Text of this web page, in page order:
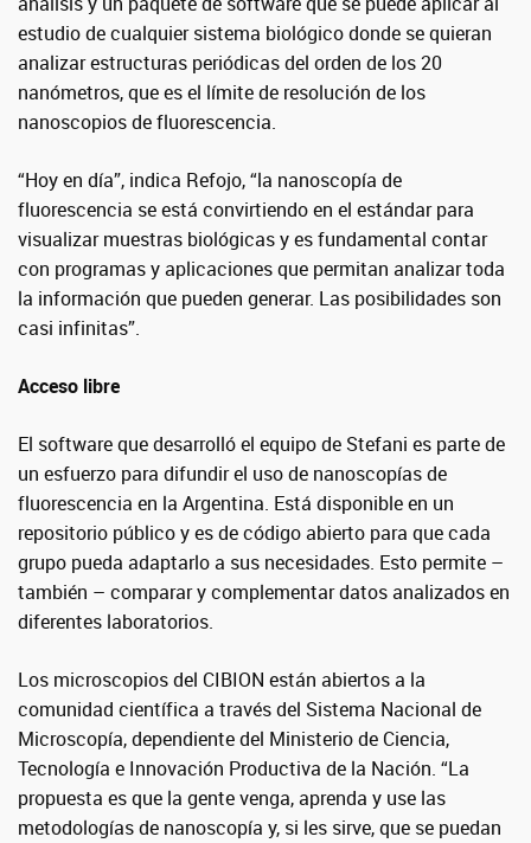
estudio de cualquier sistema biológico donde se quieran
analizar estructuras periódicas del orden de los 20
nanómetros, que es el límite de resolución de los
nanoscopios de fluorescencia.
“Hoy en día”, indica Refojo, “la nanoscopía de
fluorescencia se está convirtiendo en el estándar para
visualizar muestras biológicas y es fundamental contar
con programas y aplicaciones que permitan analizar toda
la información que pueden generar. Las posibilidades son
casi infinitas”.
Acceso libre
El software que desarrolló el equipo de Stefani es parte de
un esfuerzo para difundir el uso de nanoscopías de
fluorescencia en la Argentina. Está disponible en un
repositorio público y es de código abierto para que cada
grupo pueda adaptarlo a sus necesidades. Esto permite –
también – comparar y complementar datos analizados en
diferentes laboratorios.
Los microscopios del CIBION están abiertos a la
comunidad científica a través del Sistema Nacional de
Microscopía, dependiente del Ministerio de Ciencia,
Tecnología e Innovación Productiva de la Nación. “La
propuesta es que la gente venga, aprenda y use las
metodologías de nanoscopía y, si les sirve, que se puedan